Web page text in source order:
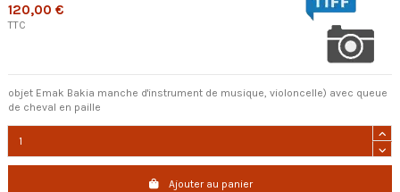
120,00 €
TTC
objet Emak Bakia manche d'instrument de musique, violoncelle) avec queue
de cheval en paille
Ajouter au panier